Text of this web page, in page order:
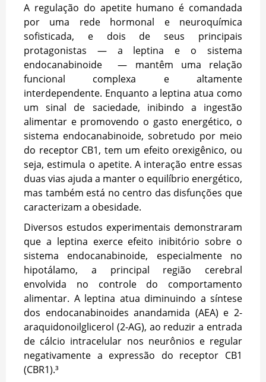
A regulação do apetite humano é comandada
por uma rede hormonal e neuroquímica
sofisticada, e dois de seus principais
protagonistas — a leptina e o sistema
endocanabinoide — mantêm uma relação
funcional complexa e altamente
interdependente. Enquanto a leptina atua como
um sinal de saciedade, inibindo a ingestão
alimentar e promovendo o gasto energético, o
sistema endocanabinoide, sobretudo por meio
do receptor CB1, tem um efeito orexigênico, ou
seja, estimula o apetite. A interação entre essas
duas vias ajuda a manter o equilíbrio energético,
mas também está no centro das disfunções que
caracterizam a obesidade.
Diversos estudos experimentais demonstraram
que a leptina exerce efeito inibitório sobre o
sistema endocanabinoide, especialmente no
hipotálamo, a principal região cerebral
envolvida no controle do comportamento
alimentar. A leptina atua diminuindo a síntese
dos endocanabinoides anandamida (AEA) e 2-
araquidonoilglicerol (2-AG), ao reduzir a entrada
de cálcio intracelular nos neurônios e regular
negativamente a expressão do receptor CB1
(CBR1).³